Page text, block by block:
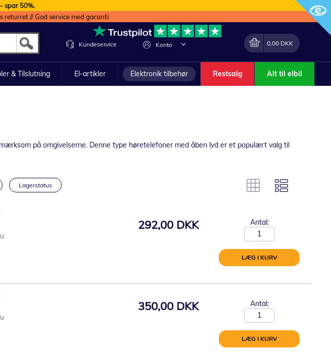
spar 50%.
returret // God service med garanti
Konto
Lave
Min indkøbskurv
0,00 DKK
Kundeservice
& Tilslutning El-artikler Elektronik tilbehør Restsalg Alt til elbil
på omgivelserne. Denne type høretelefoner med åben lyd er et populært valg til
Lagerstatus
292,00 DKK Antal:
LÆG I KURV
350,00 DKK Antal:
LÆG I KURV